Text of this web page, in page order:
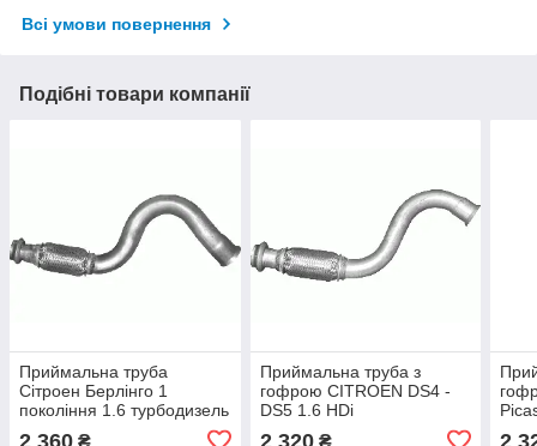
Всі умови повернення
Подібні товари компанії
Приймальна труба
Сітроен Берлінго 1
покоління 1.6 турбодизель
2 360 ₴
Приймальна труба з
гофрою CITROEN DS4 -
DS5 1.6 HDi
2 320₴ 2